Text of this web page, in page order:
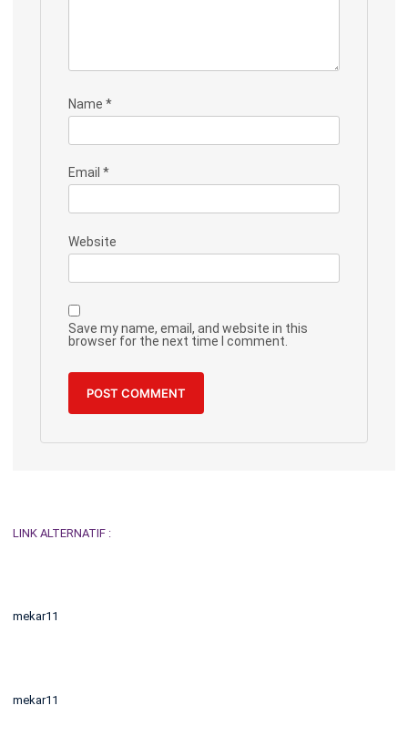
Name *
Email *
Website
Save my name, email, and website in this
browser for the next time I comment.
LINK ALTERNATIF :
mekar11
mekar11